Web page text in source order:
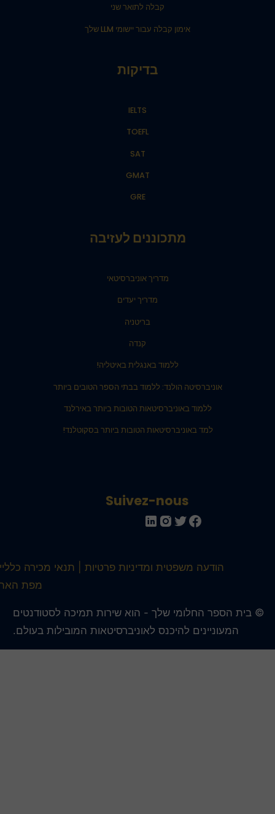
קבלה לתואר שני
אימון קבלה עבור יישומי LLM שלך
בדיקות
IELTS
TOEFL
SAT
GMAT
GRE
מתכוננים לעזיבה
מדריך אוניברסיטאי
מדריך יעדים
בריטניה
קנדה
ללמוד באנגלית באיטליה!
אוניברסיטה הולנד: ללמוד בבתי הספר הטובים ביותר
ללמוד באוניברסיטאות הטובות ביותר באירלנד
למד באוניברסיטאות הטובות ביותר בסקוטלנד!
Suivez-nous
הודעה משפטית ומדיניות פרטיות
תנאי מכירה כלליים
מפת האתר
בית הספר החלומי שלך - הוא שירות תמיכה לסטודנטים
המעוניינים להיכנס לאוניברסיטאות המובילות בעולם.